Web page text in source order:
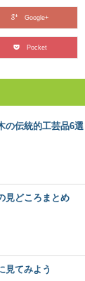
どうなんだろう？
すが、映像でその...
日本の木材～そ
をご紹介するシリ
る針葉樹「...
林”とされる、高知
Google+
Pocket
の伝統的工芸品6選
見どころまとめ
見てみよう